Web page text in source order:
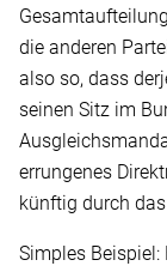
die anderen
also so, dass
seinen Sitz im
errungenes
künftig durch
Simples